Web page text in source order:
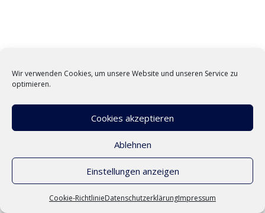
Wir verwenden Cookies, um unsere Website und unseren Service zu
optimieren.
Cookies akzeptieren
Ablehnen
Einstellungen anzeigen
Cookie-RichtlinieDatenschutzerklärungImpressum